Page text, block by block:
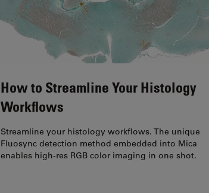
How to Streamline Your Histology
Workflows
Streamline your histology workflows. The unique
Fluosync detection method embedded into Mica
enables high-res RGB color imaging in one shot.